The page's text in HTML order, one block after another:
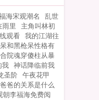
海宋观潮名
乱世
里
主角叫林初
观看 我的江湖往
和黑枪呆性格有
院魂穿傻柱从暴
我 神话降临前我
圣阶 午夜花甲
爸的关系是什么
朝李福海免费阅